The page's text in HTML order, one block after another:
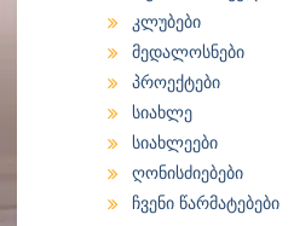
კლუბები
მედალოსნები
პროექტები
სიახლე
სიახლეები
ღონისძიებები
ჩვენი წარმატებები